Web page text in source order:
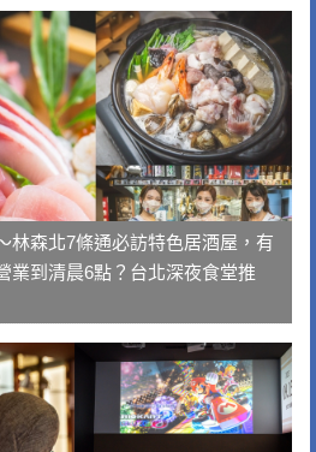
林森北7條通必訪特色居酒屋，有
業到清晨6點？台北深夜食堂推